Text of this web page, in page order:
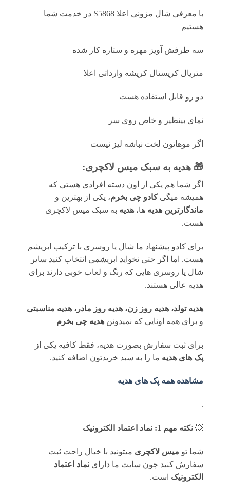
با معرفی شال مزونی اعلا S5868 در خدمت شما
هستیم
سه طرفش آویز مهره و ستاره کار شده
متریال کریستال کریشه وارداتی اعلا
دو رو قابل استفاده هست
نمای بینظیر و خاص روی سر
اگر موهاتون لخت نباشه لیز نیست
🎁 هدیه به سبک میس لاکچری:
اگر شما هم یکی از اون دسته افرادی هستی که
همیشه میگیکادو چی بخرم، یکی از بهترین و
ماندگارترین هدیه ها، هدیه به سبک میس لاکچری
هست.
برای کادو پیشنهاد ما شال یا روسری با ترکیب ابریشم
هست. اما اگر حتی نخواید ابریشمی انتخاب کنید سایر
شال یا روسری هایی که رنگ و لعاب خوبی دارند برای
هدیه عالی هستند.
هدیه تولد، هدیه روز زن، هدیه روز مادر، هدیه مناسبتی
و برای همه اونایی که نمیدونن هدیه چی بخرم
برای ثبت سفارش بصورت هدیه، فقط کافیه یکی از
پک های هدیه ما را به سبد خریدتون اضافه کنید.
مشاهده همه پک های هدیه
.
💥 نکته مهم 1: نماد اعتماد الکترونیک
شما تو میس لاکچری میتونید با خیال راحت ثبت
سفارش کنید چون سایت ما دارای نماد اعتماد
الکترونیک است.